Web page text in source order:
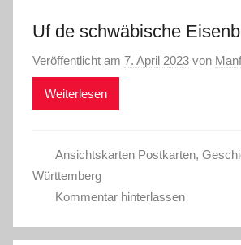
Uf de schwäbische
Veröffentlicht am 7. April 2023 von
Weiterlesen
Ansichtskarten Postkarten,
Württemberg
Kommentar hinterlassen